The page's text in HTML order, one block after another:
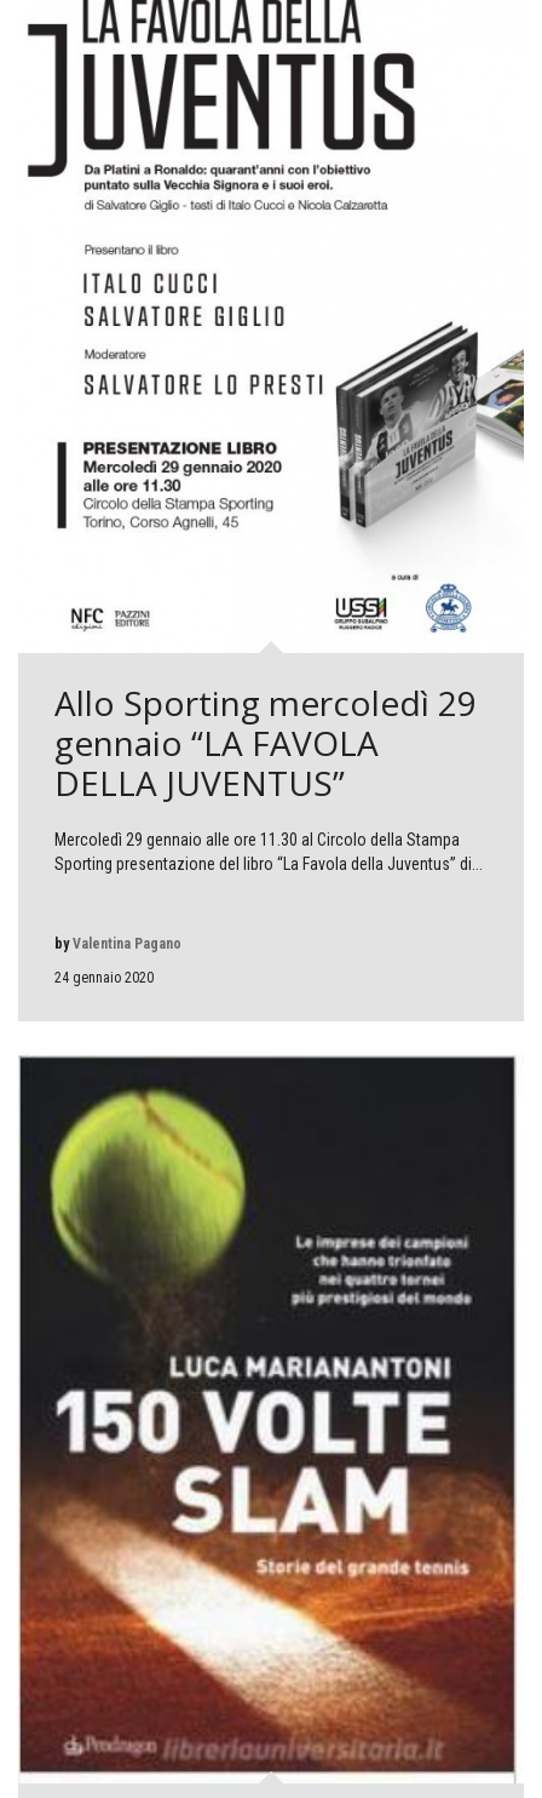
Allo Sporting mercoledì 29
gennaio “LA FAVOLA
DELLA JUVENTUS”
Mercoledì 29 gennaio alle ore 11.30 al Circolo della Stampa
Sporting presentazione del libro “La Favola della Juventus” di...
24 gennaio 2020
byValentina Pagano